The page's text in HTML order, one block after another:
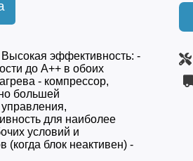
Высокая эффективность: -
до A++ в обоих
- компрессор,
большей
для наиболее
условий и
блок неактивен) -